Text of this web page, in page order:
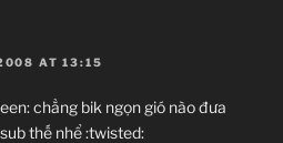
AT 13:15
chẳng bik ngọn gió nào đưa
thế nhể :twisted: